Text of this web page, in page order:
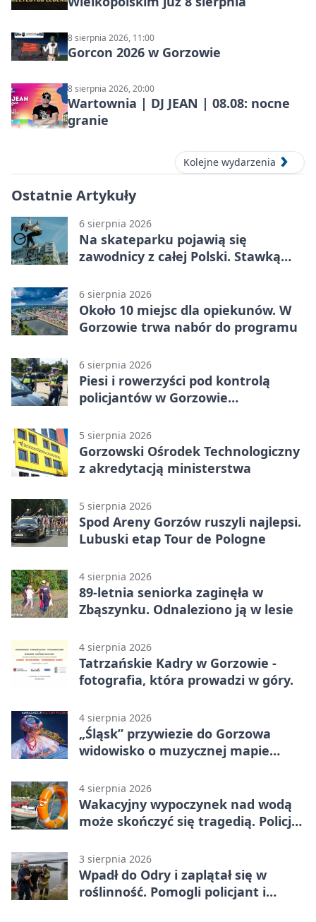
8 sierpnia 2026, 11:00
Gorcon 2026 w Gorzowie
8 sierpnia 2026, 20:00
Wartownia | DJ JEAN | 08.08: nocne
granie
Kolejne wydarzenia
Ostatnie Artykuły
6 sierpnia 2026
Na skateparku pojawią się
zawodnicy z całej Polski. Stawką
6 sierpnia 2026
Około 10 miejsc dla opiekunów. W
Gorzowie trwa nabór do programu
6 sierpnia 2026
Piesi i rowerzyści pod kontrolą
policjantów w Gorzowie
5 sierpnia 2026
Gorzowski Ośrodek Technologiczny
z akredytacją ministerstwa
5 sierpnia 2026
Spod Areny Gorzów ruszyli najlepsi.
Lubuski etap Tour de Pologne
4 sierpnia 2026
89-letnia seniorka zaginęła w
Zbąszynku. Odnaleziono ją w lesie
4 sierpnia 2026
Tatrzańskie Kadry w Gorzowie -
fotografia, która prowadzi w góry.
4 sierpnia 2026
„Śląsk” przywiezie do Gorzowa
widowisko o muzycznej mapie
4 sierpnia 2026
Wakacyjny wypoczynek nad wodą
może skończyć się tragedią. Policja
3 sierpnia 2026
Wpadł do Odry i zaplątał się w
roślinność. Pomogli policjant i